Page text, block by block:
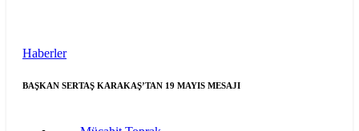
Haberler
BAŞKAN SERTAŞ KARAKAŞ’TAN 19 MAYIS MESAJI